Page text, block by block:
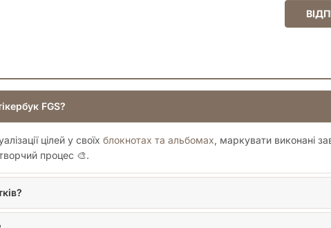
FGS?
цілей у своїх блокнотах та альбомах, маркувати виконані
процес 🎨.